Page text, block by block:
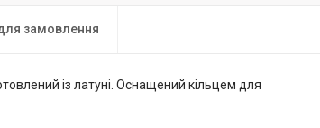
замовлення
із латуні. Оснащений кільцем для